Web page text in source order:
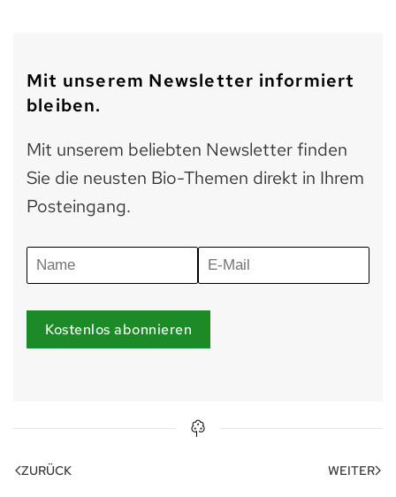
Mit unserem Newsletter informiert
bleiben.
Mit unserem beliebten Newsletter finden
Sie die neusten Bio-Themen direkt in Ihrem
Posteingang.
Kostenlos abonnieren
ZURÜCK WEITER